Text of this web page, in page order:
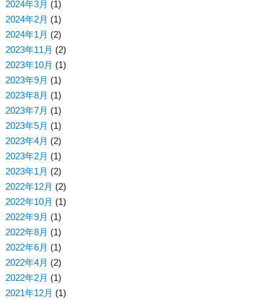
2024年3月 (1)
2024年2月 (1)
2024年1月 (2)
2023年11月 (2)
2023年10月 (1)
2023年9月 (1)
2023年8月 (1)
2023年7月 (1)
2023年5月 (1)
2023年4月 (2)
2023年2月 (1)
2023年1月 (2)
2022年12月 (2)
2022年10月 (1)
2022年9月 (1)
2022年8月 (1)
2022年6月 (1)
2022年4月 (2)
2022年2月 (1)
2021年12月 (1)